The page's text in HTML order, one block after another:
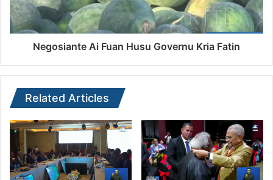
Negosiante Ai Fuan Husu Governu Kria Fatin
Related Articles